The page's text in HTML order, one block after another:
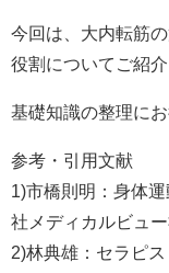
今回は、大内転筋
役割についてご紹介
基礎知識の整理に
参考・引用文献
1)市橋則明：身体
社メディカルビュー
2)林典雄：セラピ